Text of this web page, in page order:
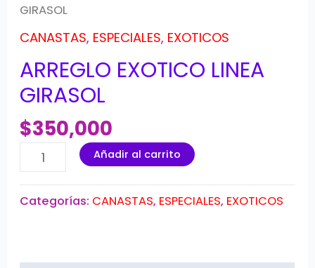
GIRASOL
CANASTAS, ESPECIALES, EXOTICOS
ARREGLO EXOTICO LINEA
GIRASOL
$350,000
Añadir al carrito
Categorías: CANASTAS, ESPECIALES, EXOTICOS